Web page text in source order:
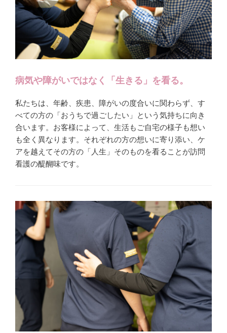
病気や障がいではなく「生きる」を看る。
私たちは、年齢、疾患、障がいの度合いに関わらず、す
べての方の「おうちで過ごしたい」という気持ちに向き
合います。お客様によって、生活もご自宅の様子も想い
も全く異なります。それぞれの方の想いに寄り添い、ケ
アを越えてその方の「人生」そのものを看ることが訪問
看護の醍醐味です。